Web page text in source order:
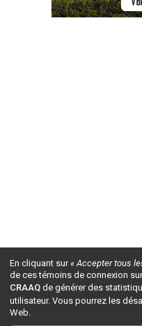
En cliquant sur« Accepter tous
de ces témoins de connexion
CRAAQ de générer des
utilisateur. Vous pourrez les
Web.